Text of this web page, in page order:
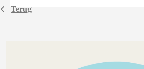
Terug